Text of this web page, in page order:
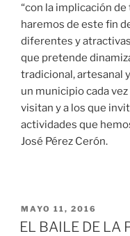
“con la implicación
haremos de este fin
diferentes y
que pretende
tradicional, artesanal
un municipio cada
visitan y a los que
actividades que
José Pérez Cerón.
MAYO 11, 2016
EL BAILE DE LA